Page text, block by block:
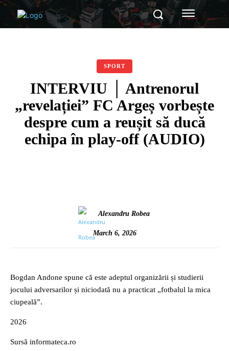
SPORT
INTERVIU │ Antrenorul
„revelației” FC Argeș vorbește
despre cum a reușit să ducă
echipa în play-off (AUDIO)
Alexandru Robea
March 6, 2026
Bogdan Andone spune că este adeptul organizării și studierii
jocului adversarilor și niciodată nu a practicat „fotbalul la mica
ciupeală”.
2026
Sursă informateca.ro